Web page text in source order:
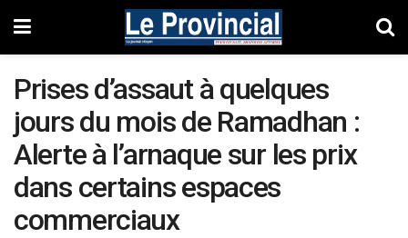
Prises d’assaut à quelques
jours du mois de Ramadhan :
Alerte à l’arnaque sur les prix
dans certains espaces
commerciaux